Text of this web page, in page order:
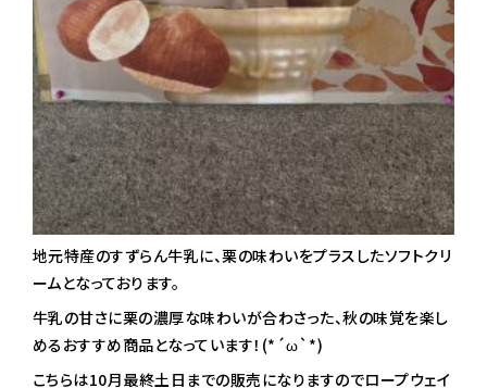
地元特産のすずらん牛乳に、栗の味わいをプラスしたソフトクリ
ームとなっております。
牛乳の甘さに栗の濃厚な味わいが合わさった、秋の味覚を楽し
めるおすすめ商品となっています！(*´ω`*)
こちらは10月最終土日までの販売になりますのでロープウェイ